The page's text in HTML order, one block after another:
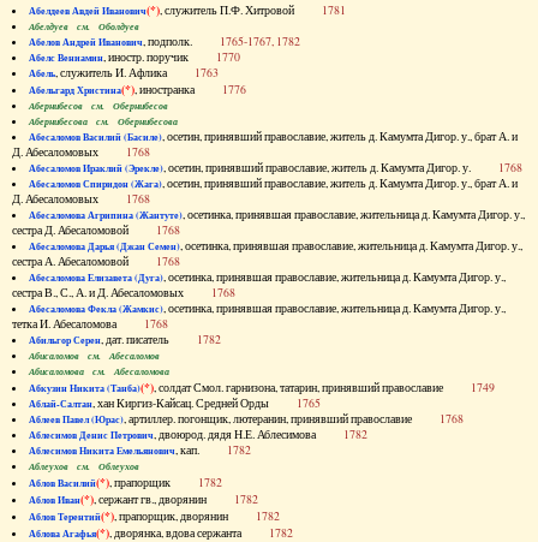
Абелдеев Авдей Иванович(*), служитель П.Ф. Хитровой 1781
Абелдуев см. Оболдуев
Абелов Андрей Иванович, подполк. 1765-1767, 1782
Абелс Вениамин, иностр. поручик 1770
Абель, служитель И. Афлика 1763
Абельгард Христина(*), иностранка 1776
Абернибесов см. Обернибесов
Абернибесова см. Обернибесова
Абесаломов Василий (Басиле), осетин, принявший православие, житель д. Камумта Дигор. у., брат А. и
Д. Абесаломовых 1768
Абесаломов Ираклий (Эрекле), осетин, принявший православие, житель д. Камумта Дигор. у. 1768
Абесаломов Спиридон (Жага), осетин, принявший православие, житель д. Камумта Дигор. у., брат А. и
Д. Абесаломовых 1768
Абесаломова Агрипина (Жантуте), осетинка, принявшая православие, жительница д. Камумта Дигор. у.,
сестра Д. Абесаломовой 1768
Абесаломова Дарья (Джан Семен), осетинка, принявшая православие, жительница д. Камумта Дигор. у.,
сестра А. Абесаломовой 1768
Абесаломова Елизавета (Дуга), осетинка, принявшая православие, жительница д. Камумта Дигор. у.,
сестра В., С., А. и Д. Абесаломовых 1768
Абесаломова Фекла (Жамкис), осетинка, принявшая православие, жительница д. Камумта Дигор. у.,
тетка И. Абесаломова 1768
Абильгор Серен, дат. писатель 1782
Абисаломов см. Абесаломов
Абисаломова см. Абесаломова
Абкузин Никита (Танба)(*), солдат Смол. гарнизона, татарин, принявший православие 1749
Аблай-Салтан, хан Киргиз-Кайсац. Средней Орды 1765
Аблеев Павел (Юрас), артиллер. погонщик, лютеранин, принявший православие 1768
Аблесимов Денис Петрович, двоюрод. дядя Н.Е. Аблесимова 1782
Аблесимов Никита Емельянович, кап. 1782
Аблеухов см. Облеухов
Аблов Василий(*), прапорщик 1782
Аблов Иван(*), сержант гв., дворянин 1782
Аблов Терентий(*), прапорщик, дворянин 1782
Аблова Агафья(*), дворянка, вдова сержанта 1782